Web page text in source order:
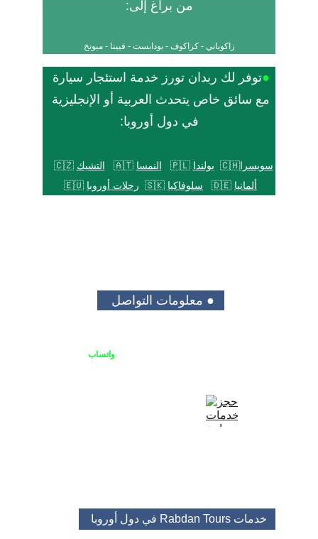
زاكوباني - كراكوف - بودابست - فيينا - ميونخ
●توفر لك ربدان تورز خدمة استئجار سيارة
مع سائق خاص يتحدث العربية أو الإنجليزية
في دول أوروبا:
سويسرا🇨🇭 بولندا 🇵🇱 النمسا 🇦🇹 التشيك 🇨🇿
ألمانيا
سلوفاكيا رحلات أوروبا
يمكنك الاتصال بنا او التواصل على واتساب
● معلومات التواصل
خدمات Rabdan Tours في دول أوروبا